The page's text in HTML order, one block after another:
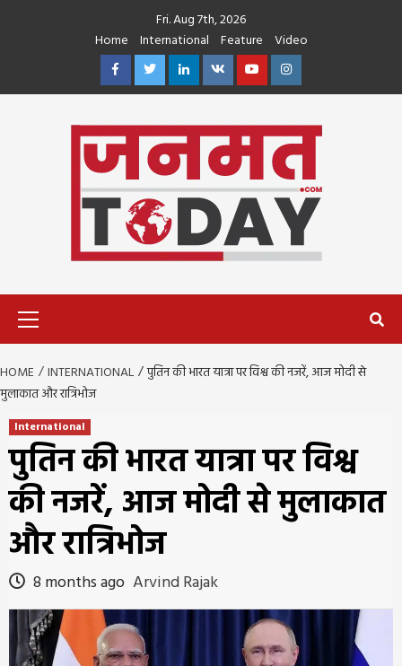
Fri. Aug 7th, 2026
Home
International Feature
Video
FacebookTwitterLinkedin
VK YoutubeInstagram
HOME INTERNATIONAL
पुतिन की भारत यात्रा पर विश्व की नजरें, आज मोदी से
मुलाकात और रात्रिभोज
International
पुतिन की भारत यात्रा पर विश्व
की नजरें, आज मोदी से मुलाकात
और रात्रिभोज
8 months ago Arvind Rajak